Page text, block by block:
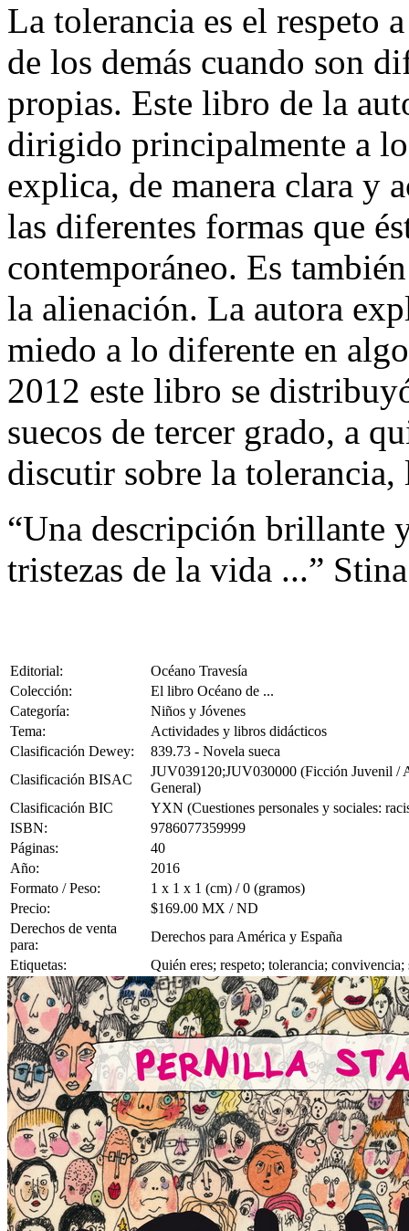
La tolerancia es el respeto
de los demás cuando son
propias. Este libro de la
dirigido principalmente a
explica, de manera clara y
las diferentes formas que
contemporáneo. Es
la alienación. La autora
miedo a lo diferente en
2012 este libro se
suecos de tercer grado, a
discutir sobre la
“Una descripción brillante
tristezas de la vida ...”
Editorial:
Océano Travesía
Colección:
El libro Océano de ...
Categoría:
Niños y Jóvenes
Tema:
Actividades y libros didácticos
Clasificación Dewey:
839.73 - Novela sueca
Clasificación BISAC
JUV039120;JUV030000 (Ficción Juvenil /
General)
Clasificación BIC
YXN (Cuestiones personales y sociales:
ISBN:
9786077359999
Páginas:
40
Año:
2016
Formato / Peso:
1 x 1 x 1 (cm) / 0 (gramos)
Precio:
$169.00 MX / ND
Derechos de venta
para:
Derechos para América y España
Etiquetas:
Quién eres; respeto; tolerancia;